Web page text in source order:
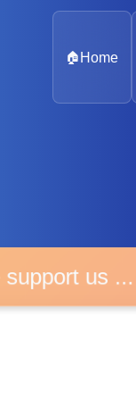
🏠 Home
us ...